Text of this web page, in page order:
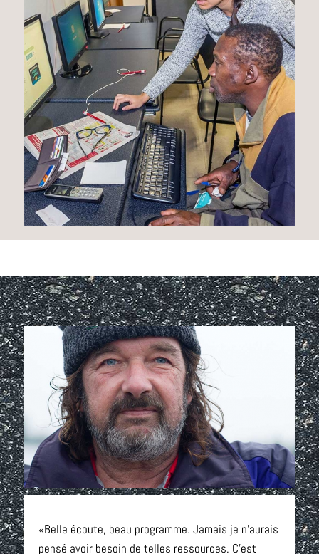
«Belle écoute, beau programme. Jamais je n’aurais
pensé avoir besoin de telles ressources. C’est